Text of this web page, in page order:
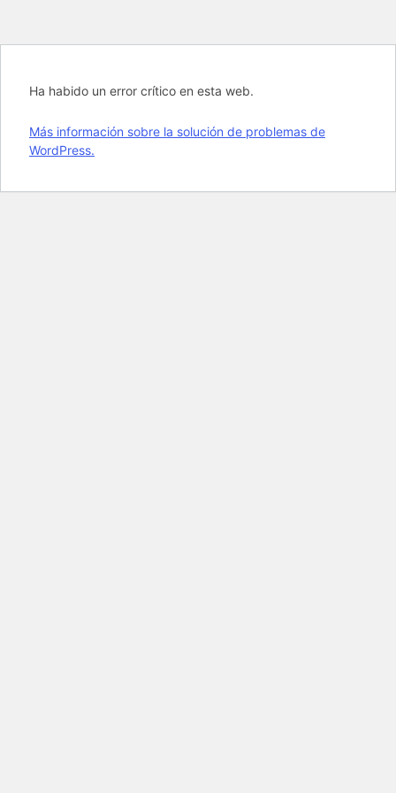
Ha habido un error crítico en esta web.
Más información sobre la solución de problemas de
WordPress.